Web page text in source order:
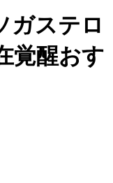
ガステロ
覚醒おす